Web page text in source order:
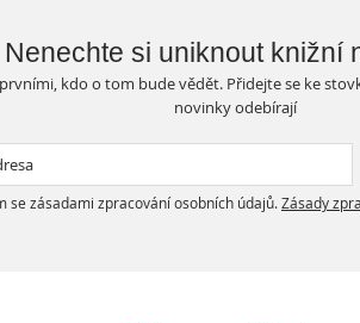
Nenechte si uniknout knižní
kdo o tom bude vědět. Přidejte se ke
novinky odebírají
se zásadami zpracování osobních údajů.Zásady